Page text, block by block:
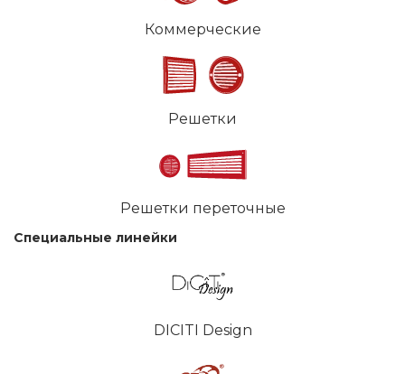
Коммерческие
Решетки
Решетки переточные
Специальные линейки
DICITI Design